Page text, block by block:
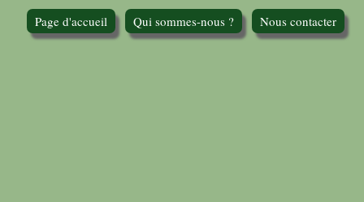
Page d'accueil Qui sommes-nous ? Nous contacter